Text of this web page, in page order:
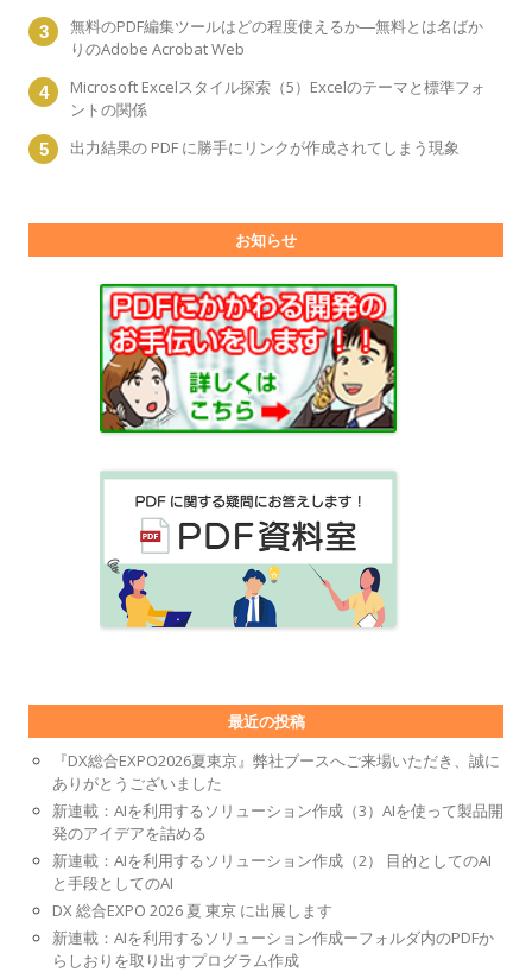
無料のPDF編集ツールはどの程度使えるか―無料とは名ばか
りのAdobe Acrobat Web
Microsoft Excelスタイル探索（5）Excelのテーマと標準フォ
ントの関係
出力結果の PDF に勝手にリンクが作成されてしまう現象
お知らせ
最近の投稿
『DX総合EXPO2026夏東京』弊社ブースへご来場いただき、誠に
ありがとうございました
新連載：AIを利用するソリューション作成（3）AIを使って製品開
発のアイデアを詰める
新連載：AIを利用するソリューション作成（2） 目的としてのAI
と手段としてのAI
DX 総合EXPO 2026 夏 東京 に出展します
新連載：AIを利用するソリューション作成ーフォルダ内のPDFか
らしおりを取り出すプログラム作成